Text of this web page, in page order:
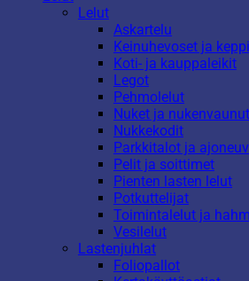
Lelut
Askartelu
Keinuhevoset ja
Koti- ja kauppaleikit
Legot
Pehmolelut
Nuket ja nukenvaunut
Nukkekodit
Parkkitalot ja
Pelit ja soittimet
Pienten lasten lelut
Potkuttelijat
Toimintalelut ja
Vesilelut
Lastenjuhlat
Foliopallot